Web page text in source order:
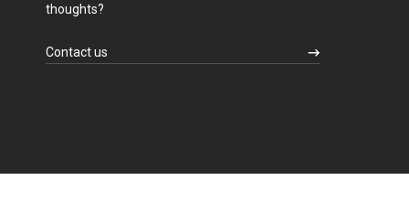
thoughts?
Contact us